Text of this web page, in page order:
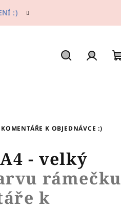
:)
K OBJEDNÁVCE :)
- velký
rámečku
k